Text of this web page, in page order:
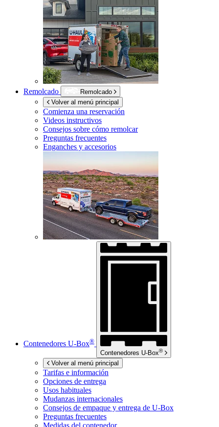
Remolcado
Remolcado
Volver al menú principal
Comienza una reservación
Videos instructivos
Consejos sobre cómo remolcar
Preguntas frecuentes
Enganches y accesorios
Contenedores U-Box®
Contenedores U-Box®
Volver al menú principal
Tarifas e información
Opciones de entrega
Usos habituales
Mudanzas internacionales
Consejos de empaque y entrega de U-Box
Preguntas frecuentes
Medidas del contenedor